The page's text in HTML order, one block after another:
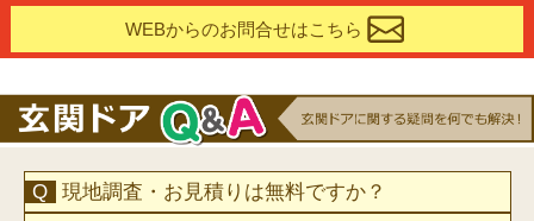
WEBからのお問合せはこちら
現地調査・お見積りは無料ですか？